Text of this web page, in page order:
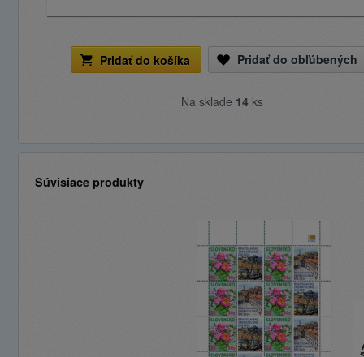
Pridať do košíka Pridať do obľúbených
Na sklade 14ks
Súvisiace produkty